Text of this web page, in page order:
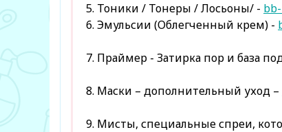
5. Тоники / Тонеры / Лосьоны/ -
6. Эмульсии (Облегченный крем) -
7. Праймер - Затирка пор и база
8. Маски – дополнительный уход –
9. Мисты, специальные спреи,